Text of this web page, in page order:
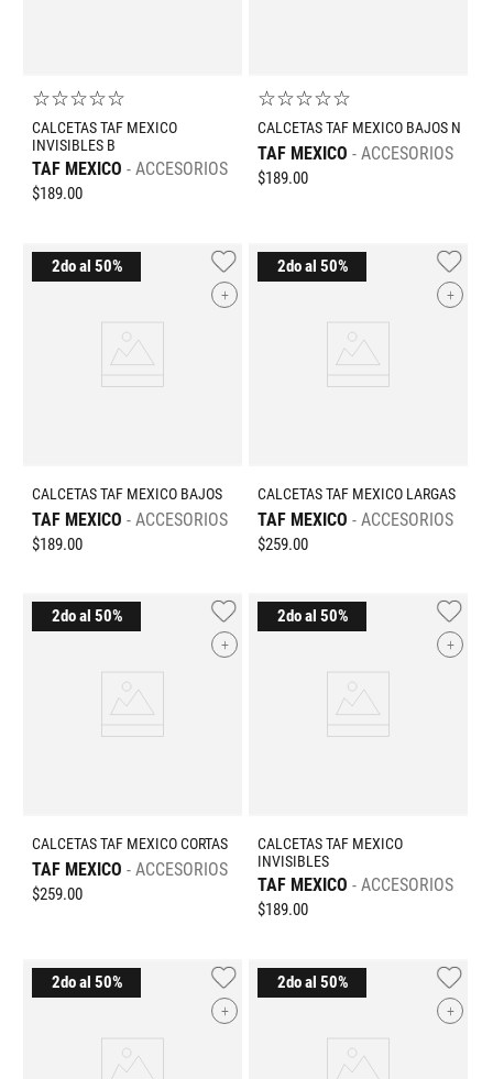
☆☆☆☆☆
CALCETAS TAF MEXICO
INVISIBLES B
TAF MEXICO ACCESORIOS
$189.00
☆☆☆☆☆
CALCETAS TAF MEXICO BAJOS N
TAF MEXICO ACCESORIOS
$189.00
+
CALCETAS TAF MEXICO BAJOS
TAF MEXICO ACCESORIOS
$189.00
+
CALCETAS TAF MEXICO LARGAS
TAF MEXICO ACCESORIOS
$259.00
+
CALCETAS TAF MEXICO CORTAS
TAF MEXICO ACCESORIOS
$259.00
+
CALCETAS TAF MEXICO
INVISIBLES
TAF MEXICO ACCESORIOS
$189.00
+ +